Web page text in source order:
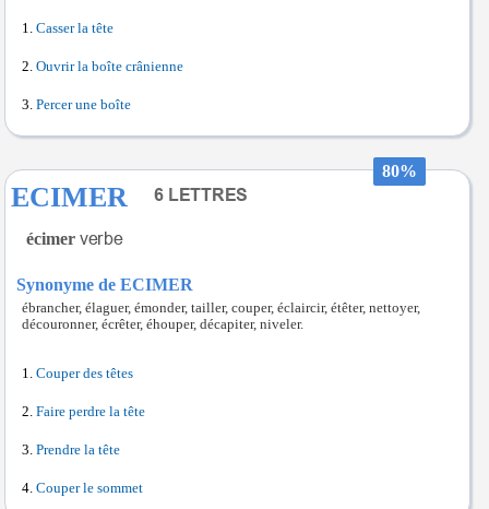
Casser la tête
Ouvrir la boîte crânienne
Percer une boîte
80%
ECIMER
écimer
Synonyme de ECIMER
ébrancher, élaguer, émonder, tailler, couper, éclaircir, étêter, nettoyer,
découronner, écrêter, éhouper, décapiter, niveler.
Couper des têtes
Faire perdre la tête
Prendre la tête
Couper le sommet